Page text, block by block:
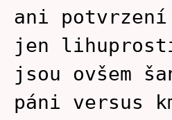
ani potvrzení
jen
jsou ovšem
páni versus